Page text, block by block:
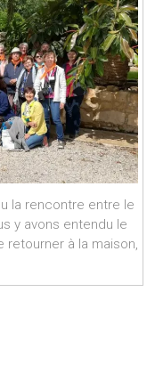
la rencontre entre le
y avons entendu le
retourner à la maison,